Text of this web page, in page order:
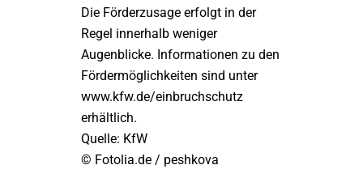
Die Förderzusage erfolgt in der
Regel innerhalb weniger
Augenblicke. Informationen zu den
Fördermöglichkeiten sind unter
www.kfw.de/einbruchschutz
erhältlich.
Quelle: KfW
© Fotolia.de / peshkova